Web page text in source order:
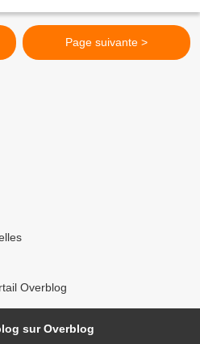
Page suivante >
Overblog
sur Overblog